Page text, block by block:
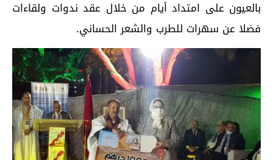
بالعيون على امتداد أيام من خلال عقد ندوات ولقاءات
فضلا عن سهرات للطرب والشعر الحساني.